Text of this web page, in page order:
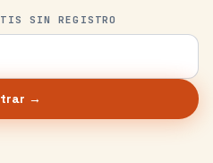
SIN REGISTRO
→